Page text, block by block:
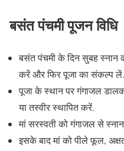
बसंत पंचमी पूजन विधि
बसंत पंचमी के दिन सुबह
करें और फिर पूजा का संकल्प लें.
पूजा के स्थान पर गंगाजल
या तस्वीर स्थापित करें.
मां सरस्वती को गंगाजल से
इसके बाद मां को पीले फूल,